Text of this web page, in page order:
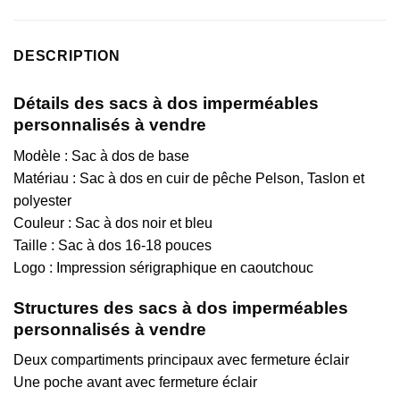
DESCRIPTION
Détails des sacs à dos imperméables
personnalisés à vendre
Modèle : Sac à dos de base
Matériau : Sac à dos en cuir de pêche Pelson, Taslon et
polyester
Couleur : Sac à dos noir et bleu
Taille : Sac à dos 16-18 pouces
Logo : Impression sérigraphique en caoutchouc
Structures des sacs à dos imperméables
personnalisés à vendre
Deux compartiments principaux avec fermeture éclair
Une poche avant avec fermeture éclair